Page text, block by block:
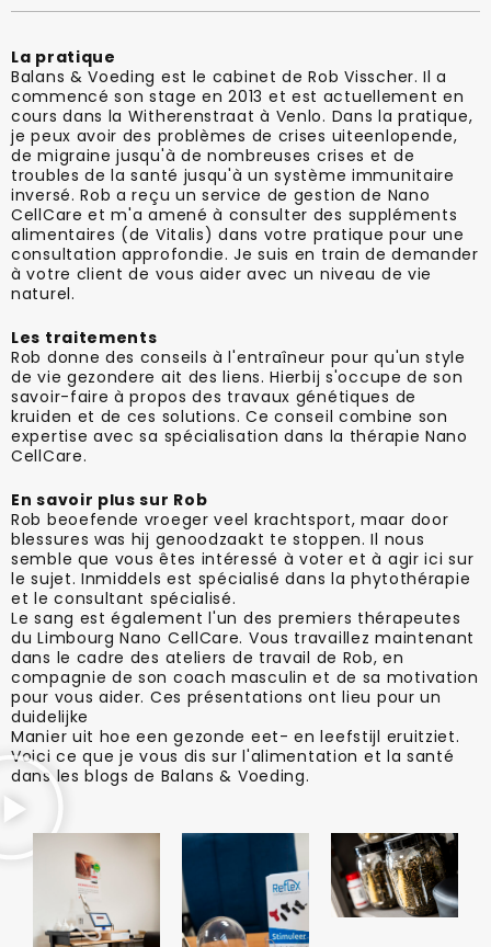
La pratique
Balans & Voeding est le cabinet de Rob Visscher. Il a
commencé son stage en 2013 et est actuellement en
cours dans la Witherenstraat à Venlo. Dans la pratique,
je peux avoir des problèmes de crises uiteenlopende,
de migraine jusqu'à de nombreuses crises et de
troubles de la santé jusqu'à un système immunitaire
inversé. Rob a reçu un service de gestion de Nano
CellCare et m'a amené à consulter des suppléments
alimentaires (de Vitalis) dans votre pratique pour une
consultation approfondie. Je suis en train de demander
à votre client de vous aider avec un niveau de vie
naturel.
Les traitements
Rob donne des conseils à l'entraîneur pour qu'un style
de vie gezondere ait des liens. Hierbij s'occupe de son
savoir-faire à propos des travaux génétiques de
kruiden et de ces solutions. Ce conseil combine son
expertise avec sa spécialisation dans la thérapie Nano
CellCare.
En savoir plus sur Rob
Rob beoefende vroeger veel krachtsport, maar door
blessures was hij genoodzaakt te stoppen. Il nous
semble que vous êtes intéressé à voter et à agir ici sur
le sujet. Inmiddels est spécialisé dans la phytothérapie
et le consultant spécialisé.
Le sang est également l'un des premiers thérapeutes
du Limbourg Nano CellCare. Vous travaillez maintenant
dans le cadre des ateliers de travail de Rob, en
compagnie de son coach masculin et de sa motivation
pour vous aider. Ces présentations ont lieu pour un
duidelijke
Manier uit hoe een gezonde eet- en leefstijl eruitziet.
Voici ce que je vous dis sur l'alimentation et la santé
dans les blogs de Balans & Voeding.